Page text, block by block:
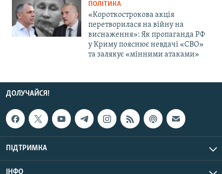
ПОЛІТИКА
«Короткострокова акція
перетворилася на війну на
виснаження»: Як пропаганда РФ
у Криму пояснює невдачі «СВО»
та залякує «мінними атаками»
ДОЛУЧАЙСЯ!
ПІДТРИМКА
ІНФО